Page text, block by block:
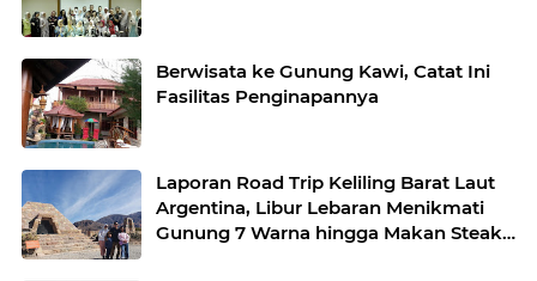
Berwisata ke Gunung Kawi, Catat Ini
Fasilitas Penginapannya
Laporan Road Trip Keliling Barat Laut
Argentina, Libur Lebaran Menikmati
Gunung 7 Warna hingga Makan Steak